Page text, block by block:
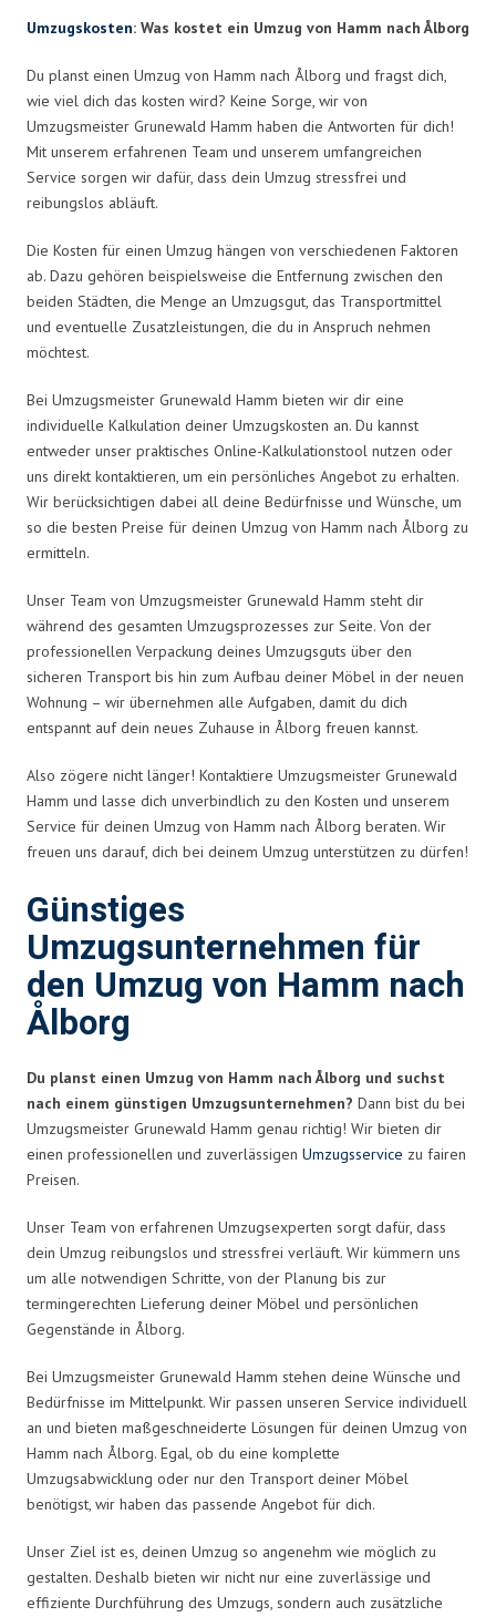
Umzugskosten: Was kostet ein Umzug von Hamm nach Ålborg
Du planst einen Umzug von Hamm nach Ålborg und fragst dich,
wie viel dich das kosten wird? Keine Sorge, wir von
Umzugsmeister Grunewald Hamm haben die Antworten für dich!
Mit unserem erfahrenen Team und unserem umfangreichen
Service sorgen wir dafür, dass dein Umzug stressfrei und
reibungslos abläuft.
Die Kosten für einen Umzug hängen von verschiedenen Faktoren
ab. Dazu gehören beispielsweise die Entfernung zwischen den
beiden Städten, die Menge an Umzugsgut, das Transportmittel
und eventuelle Zusatzleistungen, die du in Anspruch nehmen
möchtest.
Bei Umzugsmeister Grunewald Hamm bieten wir dir eine
individuelle Kalkulation deiner Umzugskosten an. Du kannst
entweder unser praktisches Online-Kalkulationstool nutzen oder
uns direkt kontaktieren, um ein persönliches Angebot zu erhalten.
Wir berücksichtigen dabei all deine Bedürfnisse und Wünsche, um
so die besten Preise für deinen Umzug von Hamm nach Ålborg zu
ermitteln.
Unser Team von Umzugsmeister Grunewald Hamm steht dir
während des gesamten Umzugsprozesses zur Seite. Von der
professionellen Verpackung deines Umzugsguts über den
sicheren Transport bis hin zum Aufbau deiner Möbel in der neuen
Wohnung – wir übernehmen alle Aufgaben, damit du dich
entspannt auf dein neues Zuhause in Ålborg freuen kannst.
Also zögere nicht länger! Kontaktiere Umzugsmeister Grunewald
Hamm und lasse dich unverbindlich zu den Kosten und unserem
Service für deinen Umzug von Hamm nach Ålborg beraten. Wir
freuen uns darauf, dich bei deinem Umzug unterstützen zu dürfen!
Günstiges
Umzugsunternehmen für
den Umzug von Hamm nach
Ålborg
Du planst einen Umzug von Hamm nach Ålborg und suchst
nach einem günstigen Umzugsunternehmen? Dann bist du bei
Umzugsmeister Grunewald Hamm genau richtig! Wir bieten dir
einen professionellen und zuverlässigen Umzugsservice zu fairen
Preisen.
Unser Team von erfahrenen Umzugsexperten sorgt dafür, dass
dein Umzug reibungslos und stressfrei verläuft. Wir kümmern uns
um alle notwendigen Schritte, von der Planung bis zur
termingerechten Lieferung deiner Möbel und persönlichen
Gegenstände in Ålborg.
Bei Umzugsmeister Grunewald Hamm stehen deine Wünsche und
Bedürfnisse im Mittelpunkt. Wir passen unseren Service individuell
an und bieten maßgeschneiderte Lösungen für deinen Umzug von
Hamm nach Ålborg. Egal, ob du eine komplette
Umzugsabwicklung oder nur den Transport deiner Möbel
benötigst, wir haben das passende Angebot für dich.
Unser Ziel ist es, deinen Umzug so angenehm wie möglich zu
gestalten. Deshalb bieten wir nicht nur eine zuverlässige und
effiziente Durchführung des Umzugs, sondern auch zusätzliche